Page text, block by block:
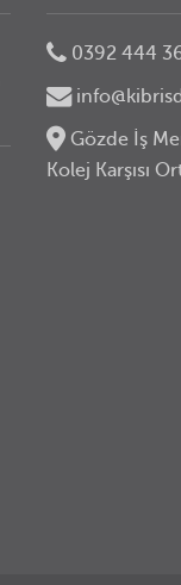
0392 444
Gözde İş
Kolej Karşısı